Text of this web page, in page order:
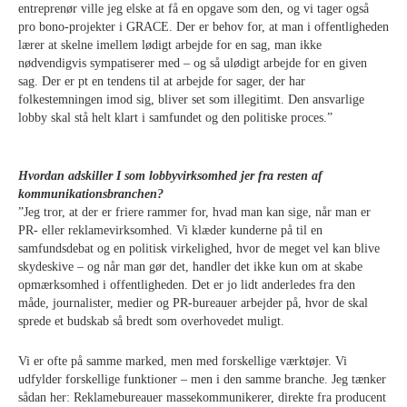
entreprenør ville jeg elske at få en opgave som den, og vi tager også
pro bono-projekter i GRACE . Der er behov for, at man i offentligheden
lærer at skelne imellem lødigt arbejde for en sag, man ikke
nødvendigvis sympatiserer med – og så ulødigt arbejde for en given
sag. Der er pt en tendens til at arbejde for sager, der har
folkestemningen imod sig, bliver set som illegitimt. Den ansvarlige
lobby skal stå helt klart i samfundet og den politiske proces.”
Hvordan adskiller I som lobbyvirksomhed jer fra resten af
kommunikationsbranchen?
”Jeg tror, at der er friere rammer for, hvad man kan sige, når man er
PR- eller reklamevirksomhed. Vi klæder kunderne på til en
samfundsdebat og en politisk virkelighed, hvor de meget vel kan blive
skydeskive – og når man gør det, handler det ikke kun om at skabe
opmærksomhed i offentligheden. Det er jo lidt anderledes fra den
måde, journalister, medier og PR-bureauer arbejder på, hvor de skal
sprede et budskab så bredt som overhovedet muligt.
Vi er ofte på samme marked, men med forskellige værktøjer. Vi
udfylder forskellige funktioner – men i den samme branche. Jeg tænker
sådan her: Reklamebureauer massekommunikerer, direkte fra producent